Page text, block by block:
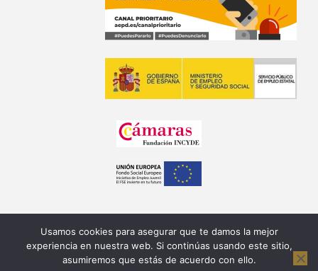
Usamos cookies para asegurar que te damos la mejor
experiencia en nuestra web. Si continúas usando este sitio,
asumiremos que estás de acuerdo con ello.